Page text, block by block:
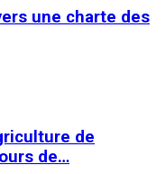
une charte des
de
de…